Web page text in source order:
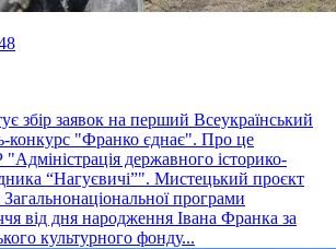
збір заявок на перший Всеукраїнський
конкурс "Франко єднає". Про це
державного історико-
“Нагуєвичі”". Мистецький проєкт
програми
від дня народження Івана Франка за
культурного фонду...